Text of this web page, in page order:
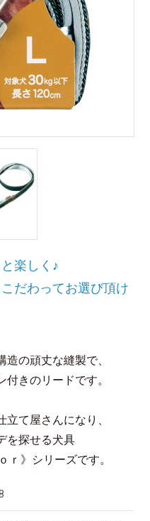
楽しく♪
だわってお選び頂け
造の頑丈な縫製で、
きのリードです。
立て屋さんになり、
を探せる犬具
》シリーズです。